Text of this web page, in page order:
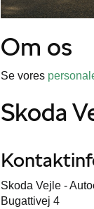
Om os
Se vores
Skoda
Skoda Vejle -
Bugattivej 4